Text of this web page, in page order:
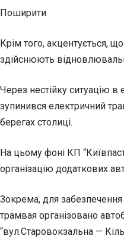
Поширити
Крім того, акцентується,
здійснюють
Через нестійку ситуацію
зупинився електричний
берегах столиці.
На цьому фоні КП
організацію додаткових
Зокрема, для
трамвая організовано
“вул.Старовокзальна —